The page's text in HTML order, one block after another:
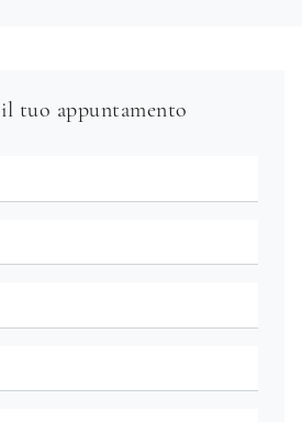
tuo appuntamento